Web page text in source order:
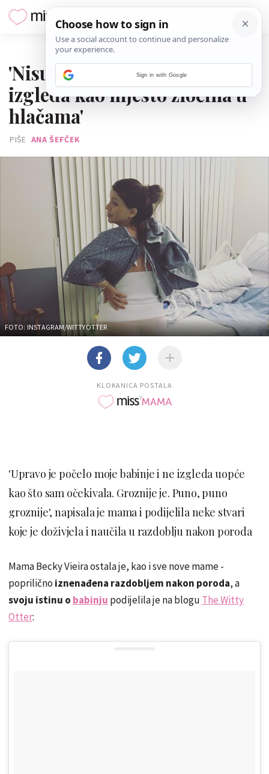
'Nisu mi rekli da babinje
izgleda kao mjesto zločina u
hlačama'
PIŠE ANA ŠEFČEK
FOTO: INSTAGRAM/WITTYOTTER
KLOKANICA POSTALA
'Upravo je počelo moje babinje i ne izgleda uopće
kao što sam očekivala. Groznije je. Puno, puno
groznije', napisala je mama i podijelila neke stvari
koje je doživjela i naučila u razdoblju nakon poroda
Mama Becky Vieira ostala je, kao i sve nove mame -
poprilično iznenađena razdobljem nakon poroda, a
svoju istinu o babinju podijelila je na blogu The Witty
Otter:
Sign in with Google